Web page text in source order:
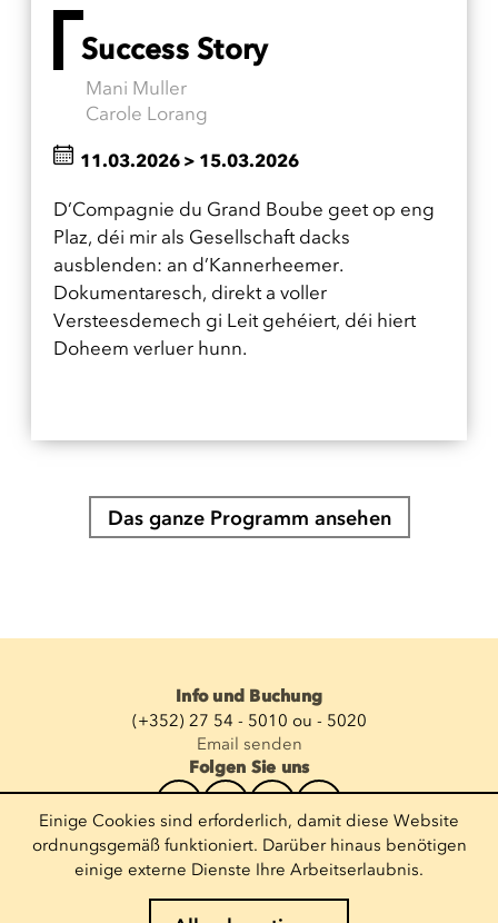
Success Story
Mani Muller
Carole Lorang
D’Compagnie du Grand Boube geet op eng
Plaz, déi mir als Gesellschaft dacks
ausblenden: an d’Kannerheemer.
Dokumentaresch, direkt a voller
Versteesdemech gi Leit gehéiert, déi hiert
Doheem verluer hunn.
11.03.2026 > 15.03.2026
Das ganze Programm ansehen
Info und Buchung
(+352) 27 54 - 5010 ou - 5020
Email senden
Folgen Sie uns
Newsletter abonnieren
E-Mail eingeben
Einige Cookies sind erforderlich, damit diese Website
ordnungsgemäß funktioniert. Darüber hinaus benötigen
einige externe Dienste Ihre Arbeitserlaubnis.